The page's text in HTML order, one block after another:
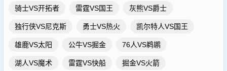
骑士VS开拓者 雷霆VS国王 灰熊VS爵士
独行侠VS尼克斯 勇士VS热火 凯尔特人VS国王
雄鹿VS太阳 公牛VS掘金 76人VS鹈鹕
湖人VS魔术 雷霆VS快船 掘金VS火箭